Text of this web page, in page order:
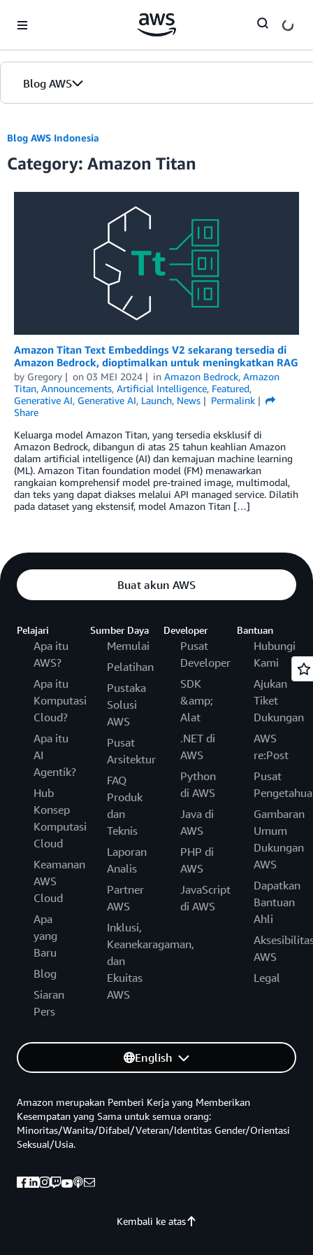
Blog AWS
Beranda
Edisi
Blog AWS Indonesia
Category: Amazon Titan
Amazon Titan Text Embeddings V2 sekarang tersedia di
Amazon Bedrock, dioptimalkan untuk meningkatkan RAG
by Gregory on 03 MEI 2024 in Amazon Bedrock, Amazon
Titan, Announcements, Artificial Intelligence, Featured,
Generative AI, Generative AI, Launch, News
Permalink
Share
Keluarga model Amazon Titan, yang tersedia eksklusif di
Amazon Bedrock, dibangun di atas 25 tahun keahlian Amazon
dalam artificial intelligence (AI) dan kemajuan machine learning
(ML). Amazon Titan foundation model (FM) menawarkan
rangkaian komprehensif model pre-trained image, multimodal,
dan teks yang dapat diakses melalui API managed service. Dilatih
pada dataset yang ekstensif, model Amazon Titan […]
Buat akun AWS
Pelajari
Apa itu
AWS?
Apa itu
Komputasi
Cloud?
Apa itu
AI
Agentik?
Hub
Konsep
Komputasi
Cloud
Keamanan
AWS
Cloud
Apa
yang
Baru
Blog
Siaran
Pers
Sumber Daya
Memulai
Pelatihan
Pustaka
Solusi
AWS
Pusat
Arsitektur
FAQ
Produk
dan
Teknis
Laporan
Analis
Partner
AWS
Inklusi,
Keanekaragaman,
dan
Ekuitas
AWS
Developer
Pusat
Developer
SDK
&amp;
Alat
.NET di
AWS
Python
di AWS
Java di
AWS
PHP di
AWS
JavaScript
di AWS
Bantuan
Hubungi
Kami
Ajukan
Tiket
Dukungan
AWS
re:Post
Pusat
Gambaran
Umum
Dukungan
AWS
Dapatkan
Bantuan
Ahli
AWS
Legal
English
Kembali ke atas
Amazon merupakan Pemberi Kerja yang Memberikan
Kesempatan yang Sama untuk semua orang:
Minoritas/Wanita/Difabel/Veteran/Identitas Gender/Orientasi
Seksual/Usia.